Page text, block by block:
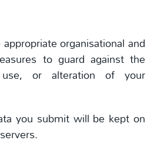
organisational and
to guard against the
use, or alteration of your
you submit will be kept on